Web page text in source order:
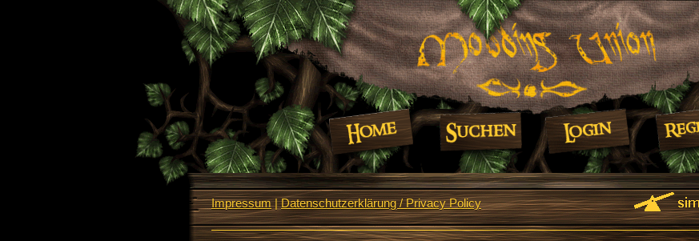
Impressum|Datenschutzerklärung / Privacy Policy